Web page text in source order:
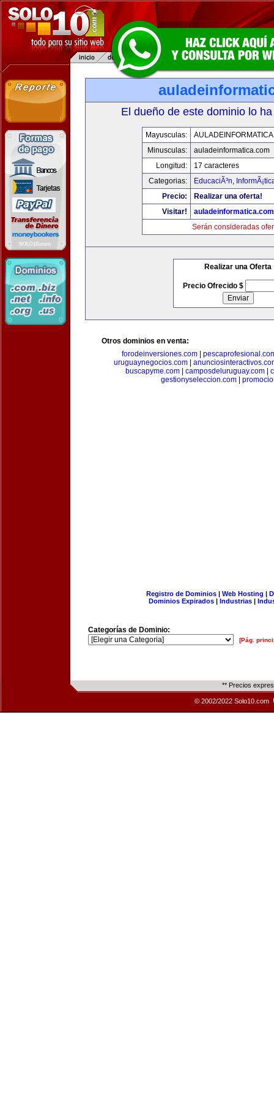
El dueño de este dominio lo
Mayusculas:
Minusculas:
auladeinformatica.com
Longitud:
17 caracteres
Categorias:
EducaciÃ³n,
Precio:
Realizar una oferta!
Visitar!
auladeinformatica.com
Serán consideradas
Realizar una Oferta
Precio Ofrecido $
Otros dominios en venta:
forodeinversiones.com
uruguaynegocios.com|
buscapyme.com
camposdeluruguay.com
gestionyseleccion.com|
Registro de Dominios| Web Hosting |
Dominios Expirados | Industrias |
Categorías de Dominio:
[Pág.
** Precios
© 2002/2022 Solo10.com